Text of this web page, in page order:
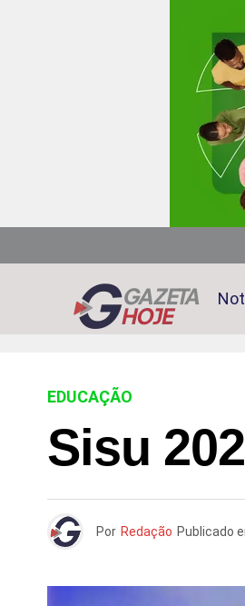
EDUCAÇÃO
Sisu
Por Redação Publicado